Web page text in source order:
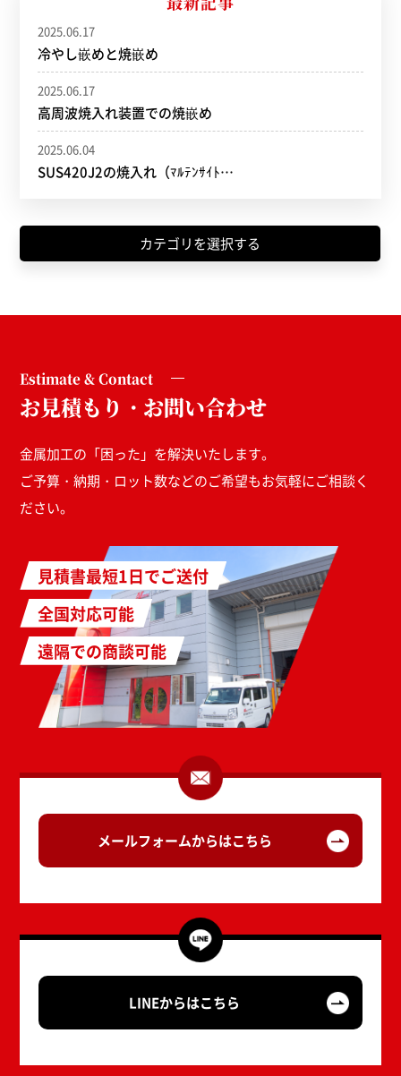
2025.06.17
冷やし嵌めと焼嵌め
2025.06.17
高周波焼入れ装置での焼嵌め
2025.06.04
SUS420J2の焼入れ（ﾏﾙﾃﾝｻｲﾄ…
カテゴリを選択する
Estimate & Contact
お見積もり・お問い合わせ
金属加工の「困った」を解決いたします。
ご予算・納期・ロット数などのご希望もお気軽にご相談く
ださい。
見積書最短1日でご送付
全国対応可能
遠隔での商談可能
メールフォームからはこちら
LINEからはこちら